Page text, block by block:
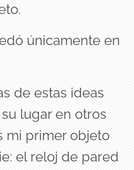
únicamente en
de estas ideas
lugar en otros
mi primer objeto
el reloj de pared